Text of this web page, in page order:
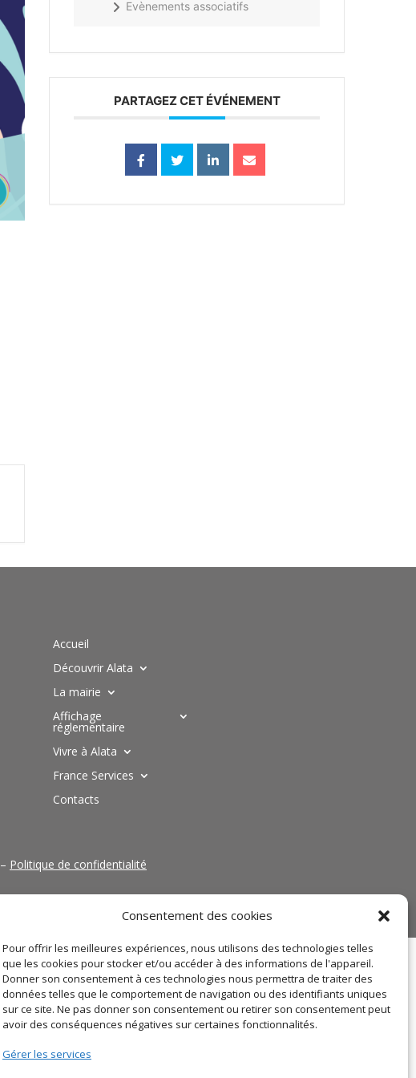
Consentement des cookies
Pour offrir les meilleures expériences, nous utilisons des technologies telles
que les cookies pour stocker et/ou accéder à des informations de l'appareil.
Donner son consentement à ces technologies nous permettra de traiter des
données telles que le comportement de navigation ou des identifiants uniques
sur ce site. Ne pas donner son consentement ou retirer son consentement peut
avoir des conséquences négatives sur certaines fonctionnalités.
Gérer les services
Evènements associatifs
PARTAGEZ CET ÉVÉNEMENT
Accueil
Découvrir Alata
La mairie
Affichage
réglementaire
Vivre à Alata
France Services
Contacts
– Politique de confidentialité